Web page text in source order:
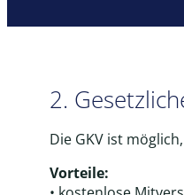
2.
Die GKV ist
Vorteile: